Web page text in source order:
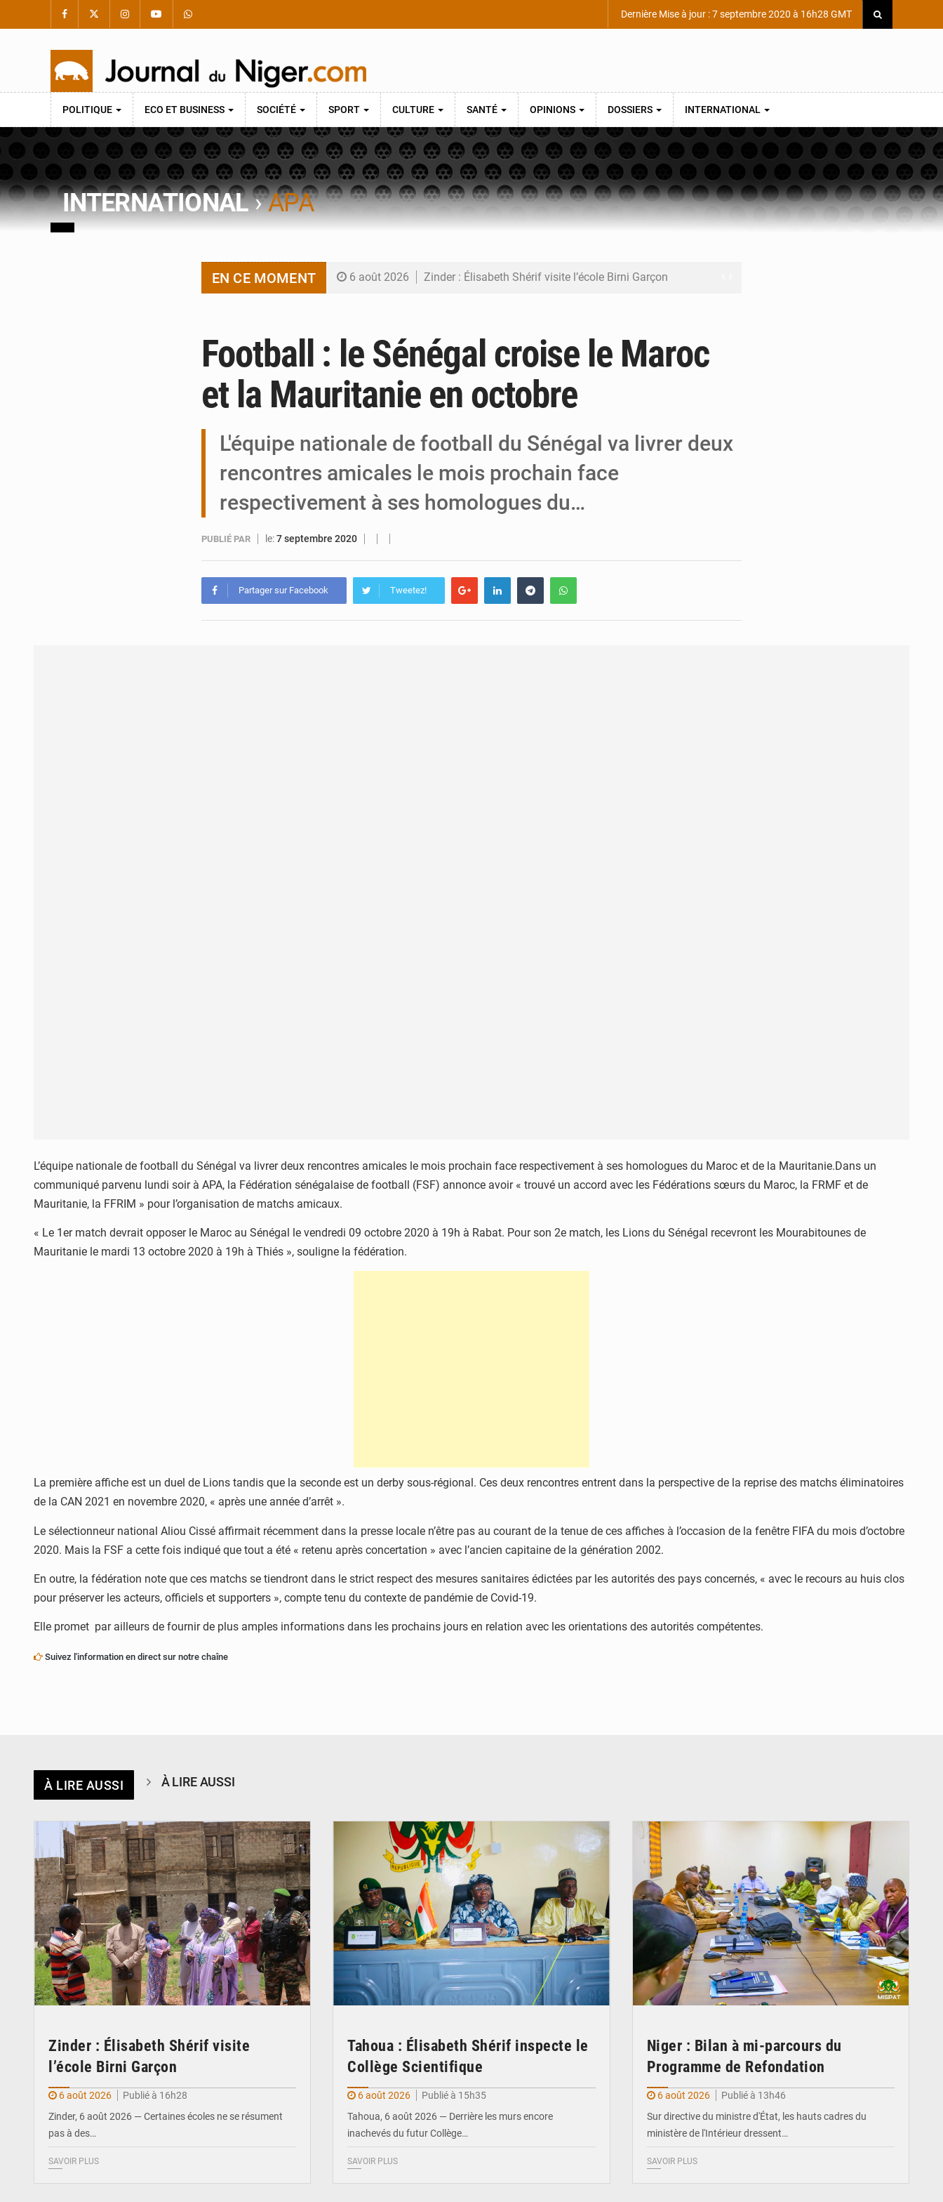
Dernière Mise à jour : 7 septembre 2020 à 16h28 GMT
POLITIQUE ECO ET BUSINESS SOCIÉTÉ SPORT CULTURE SANTÉ OPINIONS DOSSIERS INTERNATIONAL
INTERNATIONAL›APA
EN CE MOMENT 6 août 2026 Zinder : Élisabeth Shérif visite l’école Birni Garçon
6 août 2026 Niger : Bilan à mi-parcours du Programme de Refondation
6 août 2026 Chasse aux gabegies à Niamey : 74 milliards de FCFA recouvrés par la COLDEFF
5 août 2026 Tibiri : le dialogue, nouveau terrain de jeu pour la paix
Football : le Sénégal croise le Maroc
et la Mauritanie en octobre
L'équipe nationale de football du Sénégal va livrer deux
rencontres amicales le mois prochain face
respectivement à ses homologues du…
PUBLIÉ PAR le:7 septembre 2020
Partager sur Facebook Tweetez!
L’équipe nationale de football du Sénégal va livrer deux rencontres amicales le mois prochain face respectivement à ses homologues du Maroc et de la Mauritanie.Dans un
communiqué parvenu lundi soir à APA, la Fédération sénégalaise de football (FSF) annonce avoir « trouvé un accord avec les Fédérations sœurs du Maroc, la FRMF et de
Mauritanie, la FFRIM » pour l’organisation de matchs amicaux.
« Le 1er match devrait opposer le Maroc au Sénégal le vendredi 09 octobre 2020 à 19h à Rabat. Pour son 2e match, les Lions du Sénégal recevront les Mourabitounes de
Mauritanie le mardi 13 octobre 2020 à 19h à Thiés », souligne la fédération.
La première affiche est un duel de Lions tandis que la seconde est un derby sous-régional. Ces deux rencontres entrent dans la perspective de la reprise des matchs éliminatoires
de la CAN 2021 en novembre 2020, « après une année d’arrêt ».
Le sélectionneur national Aliou Cissé affirmait récemment dans la presse locale n’être pas au courant de la tenue de ces affiches à l’occasion de la fenêtre FIFA du mois d’octobre
2020. Mais la FSF a cette fois indiqué que tout a été « retenu après concertation » avec l’ancien capitaine de la génération 2002.
En outre, la fédération note que ces matchs se tiendront dans le strict respect des mesures sanitaires édictées par les autorités des pays concernés, « avec le recours au huis clos
pour préserver les acteurs, officiels et supporters », compte tenu du contexte de pandémie de Covid-19.
Elle promet par ailleurs de fournir de plus amples informations dans les prochains jours en relation avec les orientations des autorités compétentes.
Suivez l'information en direct sur notre chaîne
À LIRE AUSSI À LIRE AUSSI
Zinder : Élisabeth Shérif visite
l’école Birni Garçon
6 août 2026
Publié à 16h28
Zinder, 6 août 2026 — Certaines écoles ne se résument
pas à des…
SAVOIR PLUS
Tahoua : Élisabeth Shérif inspecte le
Collège Scientifique
6 août 2026
Publié à 15h35
Tahoua, 6 août 2026 — Derrière les murs encore
inachevés du futur Collège…
SAVOIR PLUS
Niger : Bilan à mi-parcours du
Programme de Refondation
6 août 2026
Publié à 13h46
Sur directive du ministre d'État, les hauts cadres du
ministère de l'Intérieur dressent…
SAVOIR PLUS